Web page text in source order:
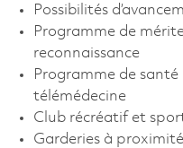
Possibilités
Programme de
reconnaissance
Programme de
télémédecine
Club récréatif et
Garderies à proximité